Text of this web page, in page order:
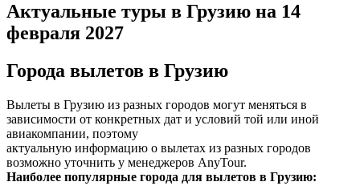
Актуальные туры в Грузию на 14
февраля 2027
Города вылетов в Грузию
Вылеты в Грузию из разных городов могут меняться в
зависимости от конкретных дат и условий той или иной
авиакомпании, поэтому
актуальную информацию о вылетах из разных городов
возможно уточнить у менеджеров AnyTour.
Наиболее популярные города для вылетов в Грузию: